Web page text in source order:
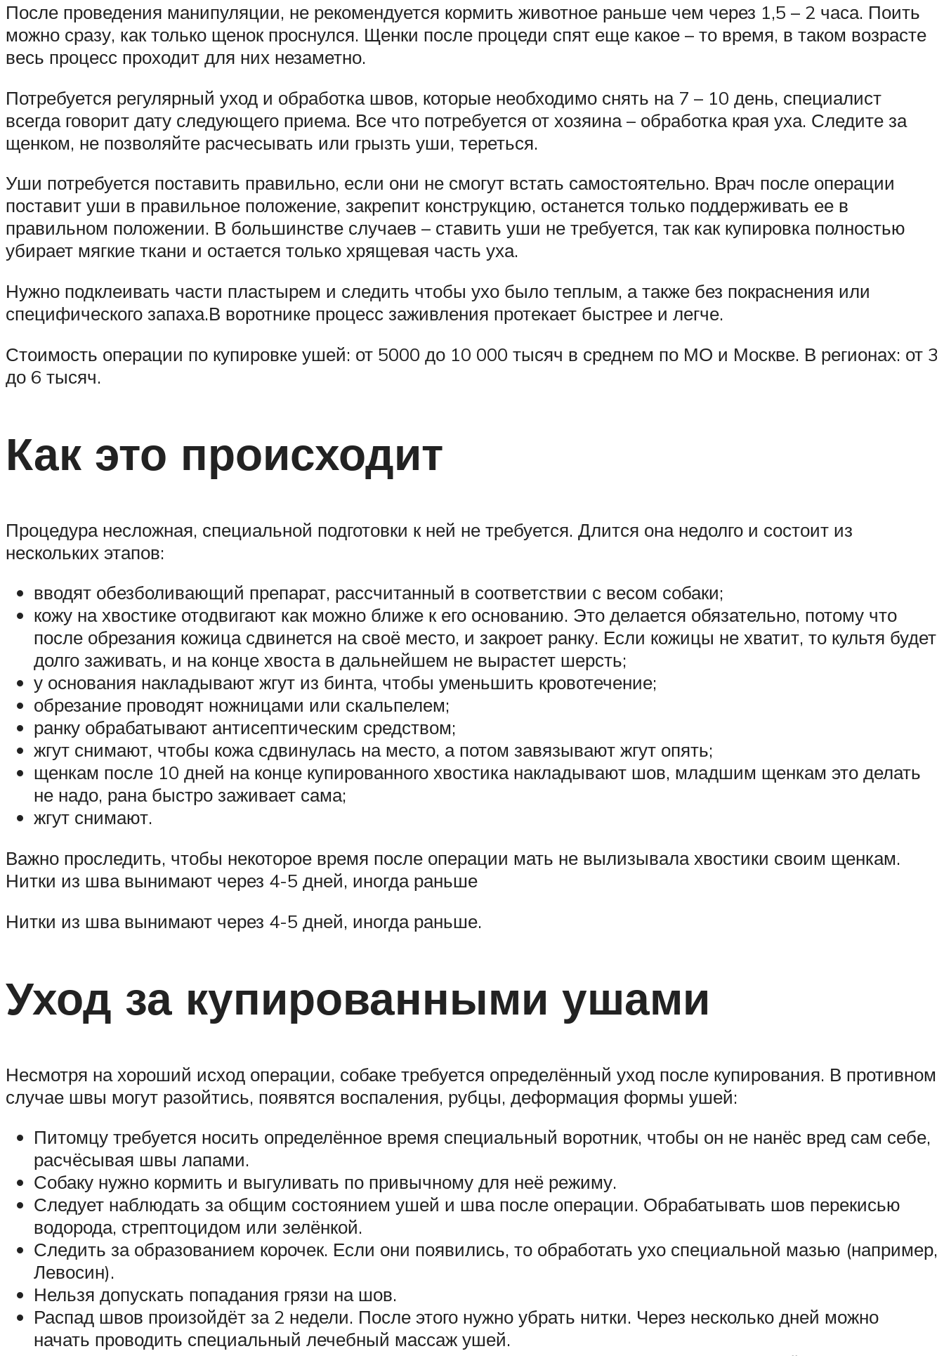
После проведения манипуляции, не рекомендуется кормить животное раньше чем через 1,5 – 2 часа. Поить
можно сразу, как только щенок проснулся. Щенки после процеди спят еще какое – то время, в таком возрасте
весь процесс проходит для них незаметно.
Потребуется регулярный уход и обработка швов, которые необходимо снять на 7 – 10 день, специалист
всегда говорит дату следующего приема. Все что потребуется от хозяина – обработка края уха. Следите за
щенком, не позволяйте расчесывать или грызть уши, тереться.
Уши потребуется поставить правильно, если они не смогут встать самостоятельно. Врач после операции
поставит уши в правильное положение, закрепит конструкцию, останется только поддерживать ее в
правильном положении. В большинстве случаев – ставить уши не требуется, так как купировка полностью
убирает мягкие ткани и остается только хрящевая часть уха.
Нужно подклеивать части пластырем и следить чтобы ухо было теплым, а также без покраснения или
специфического запаха.В воротнике процесс заживления протекает быстрее и легче.
Стоимость операции по купировке ушей: от 5000 до 10 000 тысяч в среднем по МО и Москве. В регионах: от 3
до 6 тысяч.
Как это происходит
Процедура несложная, специальной подготовки к ней не требуется. Длится она недолго и состоит из
нескольких этапов:
вводят обезболивающий препарат, рассчитанный в соответствии с весом собаки;
кожу на хвостике отодвигают как можно ближе к его основанию. Это делается обязательно, потому что
после обрезания кожица сдвинется на своё место, и закроет ранку. Если кожицы не хватит, то культя будет
долго заживать, и на конце хвоста в дальнейшем не вырастет шерсть;
у основания накладывают жгут из бинта, чтобы уменьшить кровотечение;
обрезание проводят ножницами или скальпелем;
ранку обрабатывают антисептическим средством;
жгут снимают, чтобы кожа сдвинулась на место, а потом завязывают жгут опять;
щенкам после 10 дней на конце купированного хвостика накладывают шов, младшим щенкам это делать
не надо, рана быстро заживает сама;
жгут снимают.
Важно проследить, чтобы некоторое время после операции мать не вылизывала хвостики своим щенкам.
Нитки из шва вынимают через 4-5 дней, иногда раньше
Нитки из шва вынимают через 4-5 дней, иногда раньше.
Уход за купированными ушами
Несмотря на хороший исход операции, собаке требуется определённый уход после купирования. В противном
случае швы могут разойтись, появятся воспаления, рубцы, деформация формы ушей:
Питомцу требуется носить определённое время специальный воротник, чтобы он не нанёс вред сам себе,
расчёсывая швы лапами.
Собаку нужно кормить и выгуливать по привычному для неё режиму.
Следует наблюдать за общим состоянием ушей и шва после операции. Обрабатывать шов перекисью
водорода, стрептоцидом или зелёнкой.
Следить за образованием корочек. Если они появились, то обработать ухо специальной мазью (например,
Левосин).
Нельзя допускать попадания грязи на шов.
Распад швов произойдёт за 2 недели. После этого нужно убрать нитки. Через несколько дней можно
начать проводить специальный лечебный массаж ушей.